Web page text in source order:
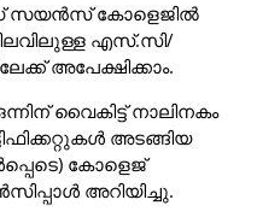
കോളെജില്‍
എസ്.സി/
അപേക്ഷിക്കാം.
വൈകിട്ട് നാലിനകം
അടങ്ങിയ
കോളെജ്
അറിയിച്ചു.